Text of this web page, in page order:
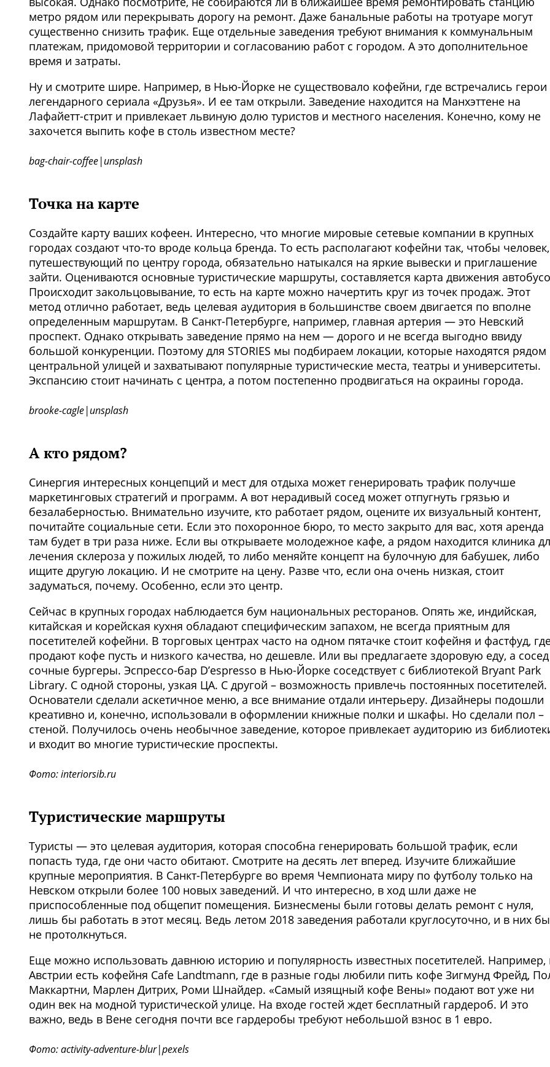
метро рядом или перекрывать дорогу на ремонт. Даже банальные работы на тротуаре могут
существенно снизить трафик. Еще отдельные заведения требуют внимания к коммунальным
платежам, придомовой территории и согласованию работ с городом. А это дополнительное
время и затраты.
Ну и смотрите шире. Например, в Нью-Йорке не существовало кофейни, где встречались герои
легендарного сериала «Друзья». И ее там открыли. Заведение находится на Манхэттене на
Лафайетт-стрит и привлекает львиную долю туристов и местного населения. Конечно, кому не
захочется выпить кофе в столь известном месте?
bag-chair-coffee|unsplash
Точка на карте
Создайте карту ваших кофеен. Интересно, что многие мировые сетевые компании в крупных
городах создают что-то вроде кольца бренда. То есть располагают кофейни так, чтобы человек,
путешествующий по центру города, обязательно натыкался на яркие вывески и приглашение
зайти. Оцениваются основные туристические маршруты, составляется карта движения
Происходит закольцовывание, то есть на карте можно начертить круг из точек продаж. Этот
метод отлично работает, ведь целевая аудитория в большинстве своем двигается по вполне
определенным маршрутам. В Санкт-Петербурге, например, главная артерия — это Невский
проспект. Однако открывать заведение прямо на нем — дорого и не всегда выгодно ввиду
большой конкуренции. Поэтому для STORIES мы подбираем локации, которые находятся рядом
центральной улицей и захватывают популярные туристические места, театры и университеты.
Экспансию стоит начинать с центра, а потом постепенно продвигаться на окраины города.
Фото предоставлены
brooke-cagle|unsplash
А кто рядом?
Синергия интересных концепций и мест для отдыха может генерировать трафик получше
маркетинговых стратегий и программ. А вот нерадивый сосед может отпугнуть грязью и
безалаберностью. Внимательно изучите, кто работает рядом, оцените их визуальный контент,
почитайте социальные сети. Если это похоронное бюро, то место закрыто для вас, хотя аренда
там будет в три раза ниже. Если вы открываете молодежное кафе, а рядом находится клиника
лечения склероза у пожилых людей, то либо меняйте концепт на булочную для бабушек, либо
ищите другую локацию. И не смотрите на цену. Разве что, если она очень низкая, стоит
задуматься, почему. Особенно, если это центр.
Сейчас в крупных городах наблюдается бум национальных ресторанов. Опять же, индийская,
китайская и корейская кухня обладают специфическим запахом, не всегда приятным для
посетителей кофейни. В торговых центрах часто на одном пятачке стоит кофейня и фастфуд,
продают кофе пусть и низкого качества, но дешевле. Или вы предлагаете здоровую еду, а
сочные бургеры. Эспрессо-бар D’espresso в Нью-Йорке соседствует с библиотекой Bryant Park
Library. С одной стороны, узкая ЦА. С другой – возможность привлечь постоянных посетителей.
Основатели сделали аскетичное меню, а все внимание отдали интерьеру. Дизайнеры подошли
креативно и, конечно, использовали в оформлении книжные полки и шкафы. Но сделали пол –
стеной. Получилось очень необычное заведение, которое привлекает аудиторию из
и входит во многие туристические проспекты.
Фото: interiorsib.ru
Туристические маршруты
Туристы — это целевая аудитория, которая способна генерировать большой трафик, если
попасть туда, где они часто обитают. Смотрите на десять лет вперед. Изучите ближайшие
крупные мероприятия. В Санкт-Петербурге во время Чемпионата миру по футболу только на
Невском открыли более 100 новых заведений. И что интересно, в ход шли даже не
приспособленные под общепит помещения. Бизнесмены были готовы делать ремонт с нуля,
лишь бы работать в этот месяц. Ведь летом 2018 заведения работали круглосуточно, и в них
не протолкнуться.
Еще можно использовать давнюю историю и популярность известных посетителей. Например,
Австрии есть кофейня Cafe Landtmann, где в разные годы любили пить кофе Зигмунд Фрейд,
Маккартни, Марлен Дитрих, Роми Шнайдер. «Самый изящный кофе Вены» подают вот уже ни
один век на модной туристической улице. На входе гостей ждет бесплатный гардероб. И это
важно, ведь в Вене сегодня почти все гардеробы требуют небольшой взнос в 1 евро.
Фото предоставлены
Фото: activity-adventure-blur|pexels